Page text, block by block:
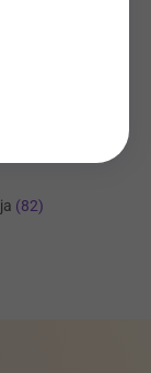
(82)